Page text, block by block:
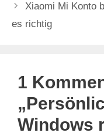
Xiaomi Mi Konto
es richtig
1
Windows